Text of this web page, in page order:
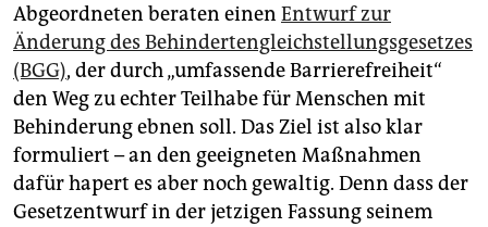
Abgeordneten beraten einen Entwurf zur
Änderung des Behindertengleichstellungsgesetzes
(BGG), der durch „umfassende Barrierefreiheit“
den Weg zu echter Teilhabe für Menschen mit
Behinderung ebnen soll. Das Ziel ist also klar
formuliert – an den geeigneten Maßnahmen
dafür hapert es aber noch gewaltig. Denn dass der
Gesetzentwurf in der jetzigen Fassung seinem